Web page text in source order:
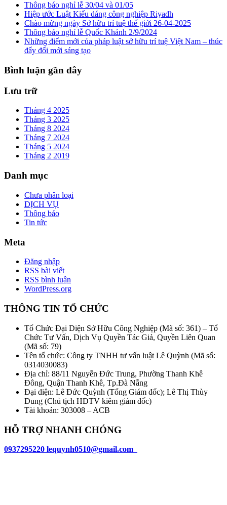
Thông báo nghỉ lễ 30/04 và 01/05
Hiệp ước Luật Kiểu dáng công nghiệp Riyadh
Chào mừng ngày Sở hữu trí tuệ thế giới 26-04-2025
Thông báo nghỉ lễ Quốc Khánh 2/9/2024
Những điểm mới của pháp luật sở hữu trí tuệ Việt Nam – thúc
đẩy đổi mới sáng tạo
Bình luận gần đây
Lưu trữ
Tháng 4 2025
Tháng 3 2025
Tháng 8 2024
Tháng 7 2024
Tháng 5 2024
Tháng 2 2019
Danh mục
Chưa phân loại
DỊCH VỤ
Thông báo
Tin tức
Meta
Đăng nhập
RSS bài viết
RSS bình luận
WordPress.org
THÔNG TIN TỔ CHỨC
Tổ Chức Đại Diện Sở Hữu Công Nghiệp (Mã số: 361) – Tổ
Chức Tư Vấn, Dịch Vụ Quyền Tác Giả, Quyền Liên Quan
(Mã số: 79)
Tên tổ chức: Công ty TNHH tư vấn luật Lê Quỳnh (Mã số:
0314030083)
Địa chỉ: 88/11 Nguyễn Đức Trung, Phường Thanh Khê
Đông, Quận Thanh Khê, Tp.Đà Nẵng
Đại diện: Lê Đức Quỳnh (Tổng Giám đốc); Lê Thị Thùy
Dung (Chủ tịch HĐTV kiêm giám đốc)
Tài khoản: 303008 – ACB
HỖ TRỢ NHANH CHÓNG
0937295220 lequynh0510@gmail.com